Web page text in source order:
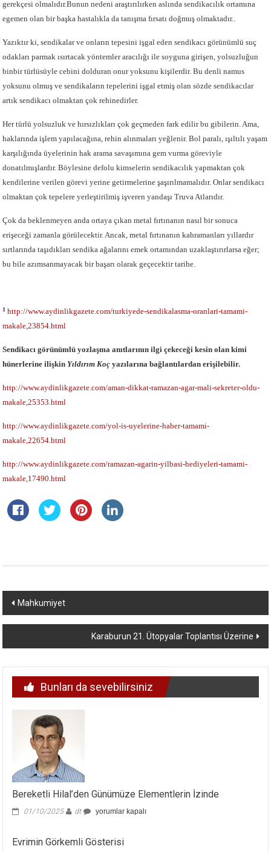
gerekçesi olmalıdır.Bunun nedeni araştırılırken aslında sendikacılık ortamına
egemen olan bir başka hastalıkla da tanışma fırsatı doğmuş olmaktadır..
Yazıktır ki, sendikalar ve onların tepesini işgal eden sendikacı görünümlü suç
odakları parmak ısırtacak yöntemler aracılığı ile soyguna girişen, yolsuzluğun
binbir türlüsüyle cebini dolduran onur yoksunu kişilerdir. Bu denli namus
yoksunu olmuş ve sendikaların tepelerini işgal etmiş olan sözde sendikacılar
artık sendikacı olmaktan çok rehinedirler.
Her türlü yolsuzluk ve hırsızlıkları çok geçmeden fark edilir bu gibilerin. Ama,
haklarında işlem yapılacağına, rehin alınmaları yeğlenir. Bol paralı, ışıltılı yaşam
karşılığında üyelerinin hak arama savaşımına gem vurma göreviyle
donatılmışlardır. Böylesine defolu kimselerin sendikacılık yapmaktan çok
kendilerine verilen görevi yerine getirmelerine şaşırılmamalıdır. Onlar sendikacı
olmaktan çok tepelere yerleştirilmiş işveren yandaşı Truva Atlarıdır.
Çok da beklenmeyen anda ortaya çıkan metal fırtınanın nasıl bir sonuca
erişeceği zamanla görülecektir. Ancak, metal fırtınanın kahramanları yıllardır
sırtlarında taşıdıkları sendika ağalarını emek ortamından uzaklaştırırlarsa eğer;
bu bile azımsanmayacak bir başarı olarak geçecektir tarihe.
1 http://www.aydinlikgazete.com/turkiyede-sendikalasma-oranlari-tamami-
makale,23854.html
Sendikacı görünümlü yozlaşma anıtlarının ilgi çekeceği kesin olan kimi
hünerlerine ilişkinYıldırım Koç yazılarına bağlantılardan erişilebilir.
http://www.aydinlikgazete.com/aman-dikkat-ramazan-agar-mali-sekreter-oldu-
makale,25353.html
http://www.aydinlikgazete.com/yol-is-uyelerine-haber-tamami-
makale,22654.html
http://www.aydinlikgazete.com/ramazan-agarin-yilbasi-hediyeleri-tamami-
makale,17490.html
Yazı
dolaşımı
Mahkumiyet
Karaburun 21. Ütopyalar Toplantısı Üzerine
Bunları da sevebilirsiniz
Bereketli Hilal’den Günümüze Elementlerin İzinde
01/10/2025 dt
Bereketli
Elementlerin
yorumlar kapalı
Evrimin Görkemli Gösterisi